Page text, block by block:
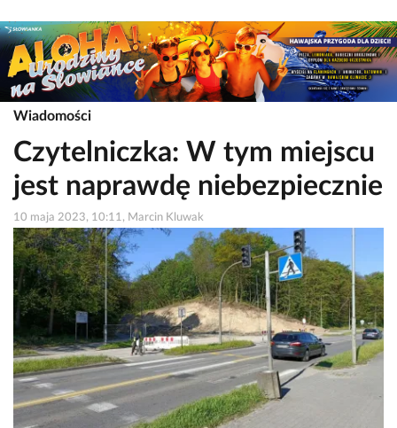
Wiadomości
Czytelniczka: W tym miejscu
jest naprawdę niebezpiecznie
10 maja 2023, 10:11, Marcin Kluwak